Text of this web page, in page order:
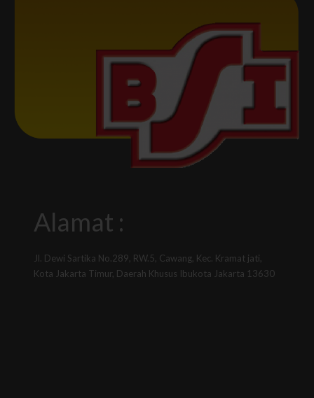
Alamat :
Jl. Dewi Sartika No.289, RW.5, Cawang, Kec. Kramat jati,
Kota Jakarta Timur, Daerah Khusus Ibukota Jakarta 13630